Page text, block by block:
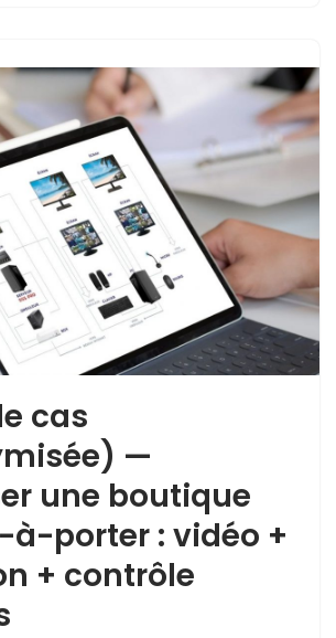
cas
—
une boutique
à-porter : vidéo +
+ contrôle